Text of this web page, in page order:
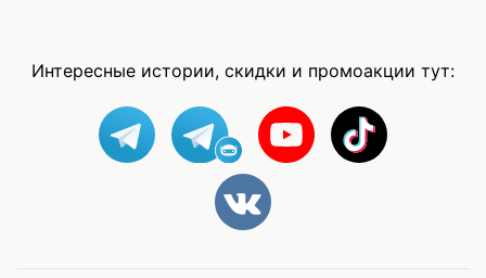
Интересные истории, скидки и промоакции тут: